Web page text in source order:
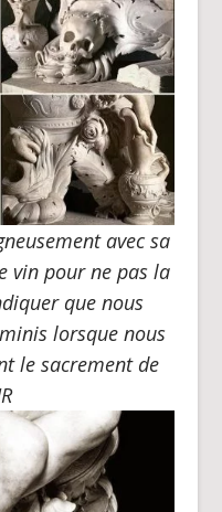
avec sa
vin pour ne pas la
que nous
lorsque nous
le sacrement de